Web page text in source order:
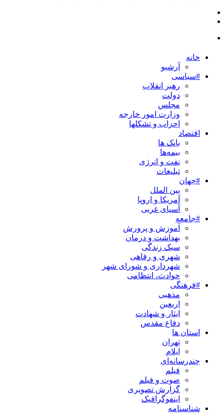
خانه
آرشیو
#سیاسی
رهبر انقلاب
دولت
مجلس
وزارت امور خارجه
احزاب و تشکلها
اقتصاد
بانک ها
بیمه‌ها
نفت و انرژی
تبلیغات
#جهان
بین الملل
آمریکا و اروپا
آسیای غربی
#جامعه
آموزش و پرورش
بهداشت و درمان
سبک زندگی
شهری و رفاهی
شهرداری و شورای شهر
حوادث، انتظامی
#فرهنگی
مذهبی
اربعین
ایثار و شهادت
دفاع مقدس
استان ها
تهران
ایلام
چندرسانه‌ای
فیلم
صوت و فیلم
گزارش تصویری
اینفوگرافیک
شناسنامه